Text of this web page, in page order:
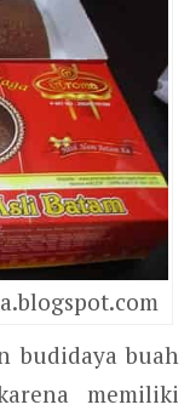
budidaya buah
memiliki